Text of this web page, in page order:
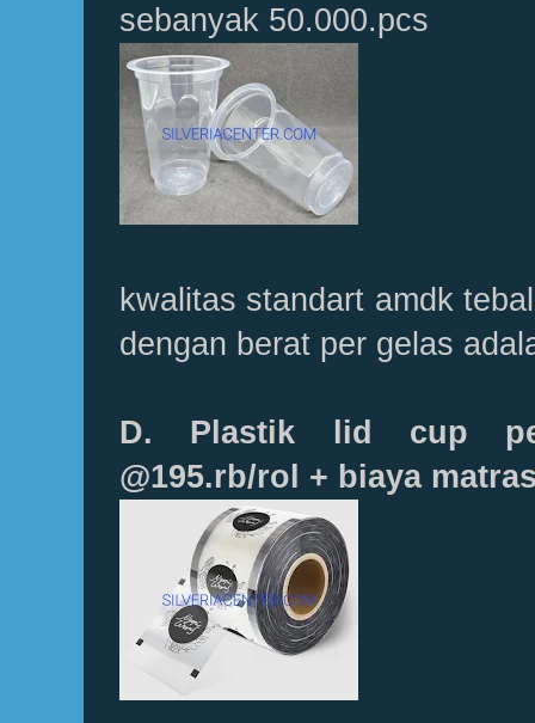
sebanyak 50.000.pcs
kwalitas standart amdk
dengan berat per gelas
D. Plastik lid cup
@195.rb/rol + biaya